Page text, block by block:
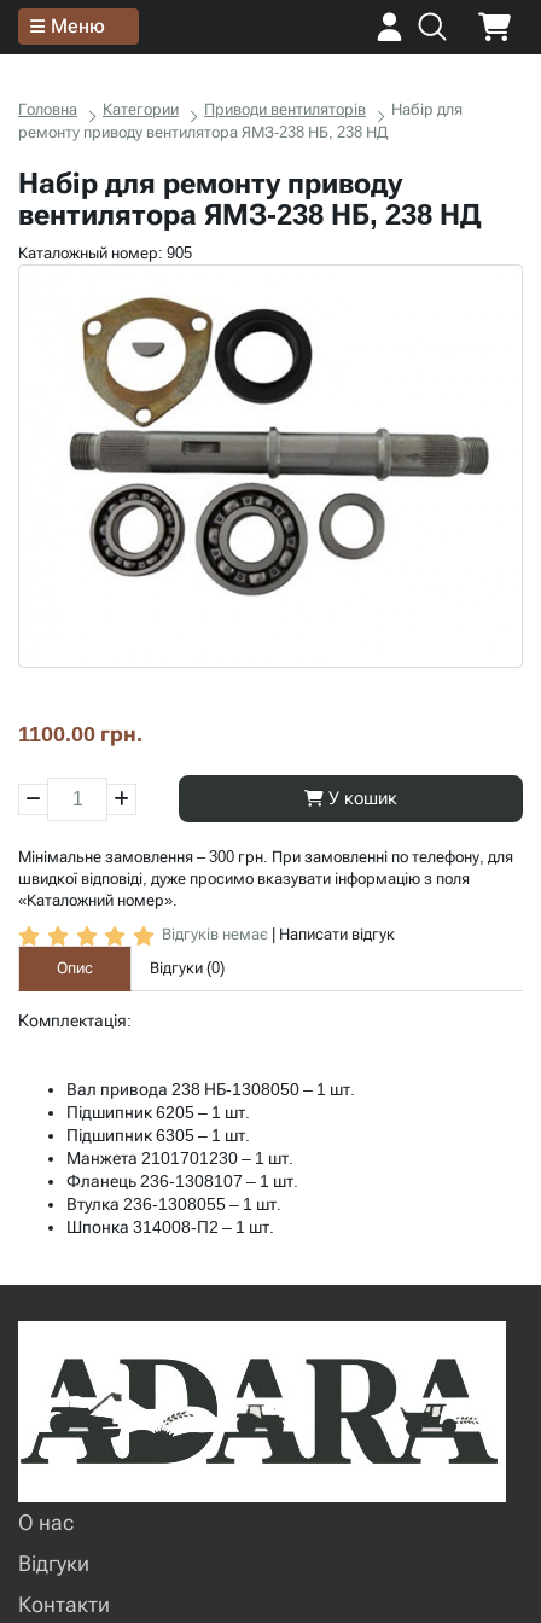
Меню
Головна Категории Приводи вентиляторів
Набір для
ремонту приводу вентилятора ЯМЗ-238 НБ, 238 НД
Набір для ремонту приводу
вентилятора ЯМЗ-238 НБ, 238 НД
Каталожный номер: 905
1100.00 грн.
У кошик
Мінімальне замовлення – 300 грн. При замовленні по телефону, для
швидкої відповіді, дуже просимо вказувати інформацію з поля
«Каталожний номер».
Відгуків немає
Написати відгук
Опис
Відгуки (0)
Комплектація:
Вал привода 238 НБ-1308050 – 1 шт.
Підшипник 6205 – 1 шт.
Підшипник 6305 – 1 шт.
Манжета 2101701230 – 1 шт.
Фланець 236-1308107 – 1 шт.
Втулка 236-1308055 – 1 шт.
Шпонка 314008-П2 – 1 шт.
О нас
Відгуки
Контакти